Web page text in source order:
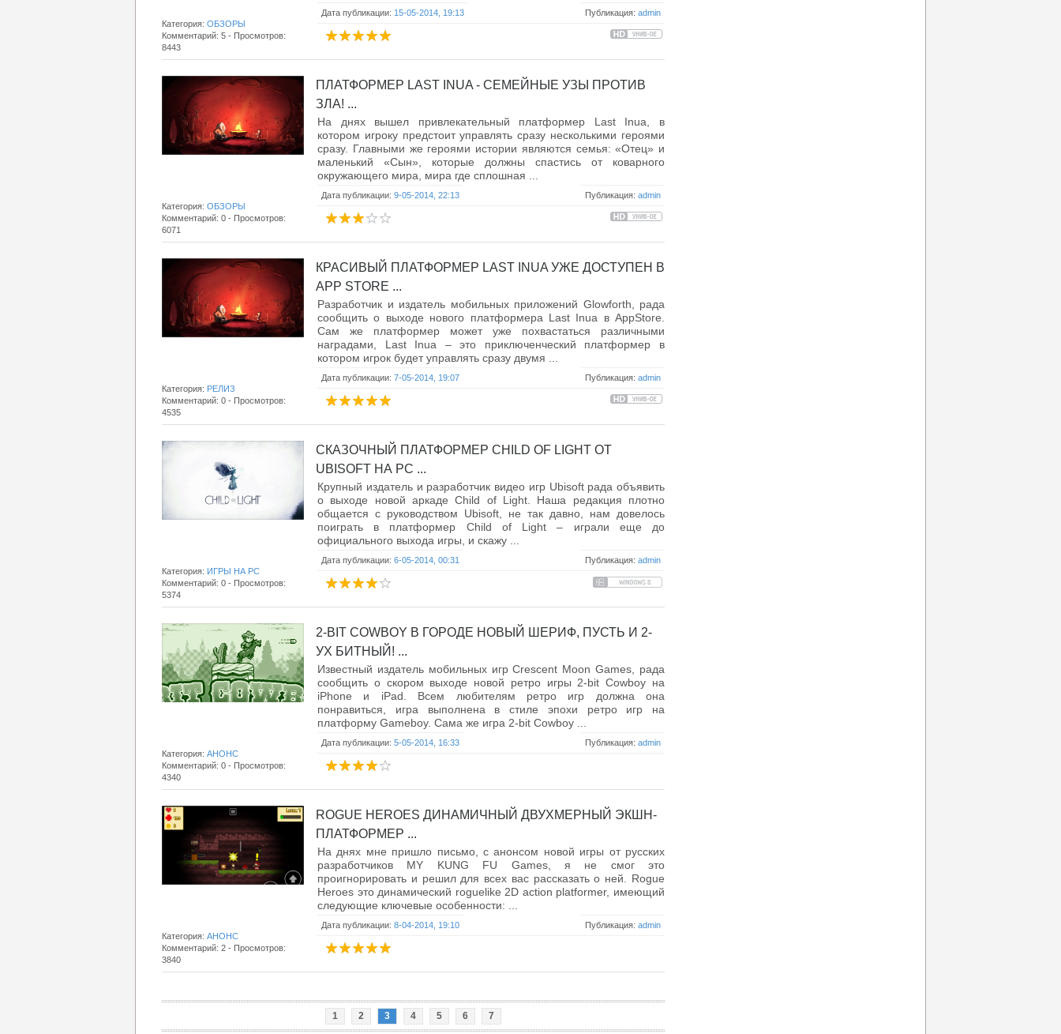
Дата публикации: 15-05-2014, 19:13 Публикация: admin
Категория: ОБЗОРЫ
Комментарий: 5 - Просмотров:
8443
ПЛАТФОРМЕР LAST INUA - СЕМЕЙНЫЕ УЗЫ ПРОТИВ
ЗЛА! ...
На днях вышел привлекательный платформер Last Inua, в
котором игроку предстоит управлять сразу несколькими героями
сразу. Главными же героями истории являются семья: «Отец» и
маленький «Сын», которые должны спастись от коварного
окружающего мира, мира где сплошная ...
Дата публикации: 9-05-2014, 22:13 Публикация: admin
Категория: ОБЗОРЫ
Комментарий: 0 - Просмотров:
6071
КРАСИВЫЙ ПЛАТФОРМЕР LAST INUA УЖЕ ДОСТУПЕН В
APP STORE ...
Разработчик и издатель мобильных приложений Glowforth, рада
сообщить о выходе нового платформера Last Inua в AppStore.
Сам же платформер может уже похвастаться различными
наградами, Last Inua – это приключенческий платформер в
котором игрок будет управлять сразу двумя ...
Дата публикации: 7-05-2014, 19:07 Публикация: admin
Категория: РЕЛИЗ
Комментарий: 0 - Просмотров:
4535
СКАЗОЧНЫЙ ПЛАТФОРМЕР CHILD OF LIGHT ОТ
UBISOFT НА PC ...
Крупный издатель и разработчик видео игр Ubisoft рада объявить
о выходе новой аркаде Child of Light. Наша редакция плотно
общается с руководством Ubisoft, не так давно, нам довелось
поиграть в платформер Child of Light – играли еще до
официального выхода игры, и скажу ...
Дата публикации: 6-05-2014, 00:31 Публикация: admin
Категория: ИГРЫ НА PC
Комментарий: 0 - Просмотров:
5374
2-BIT COWBOY В ГОРОДЕ НОВЫЙ ШЕРИФ, ПУСТЬ И 2-
УХ БИТНЫЙ! ...
Известный издатель мобильных игр Crescent Moon Games, рада
сообщить о скором выходе новой ретро игры 2-bit Cowboy на
iPhone и iPad. Всем любителям ретро игр должна она
понравиться, игра выполнена в стиле эпохи ретро игр на
платформу Gameboy. Сама же игра 2-bit Cowboy ...
Дата публикации: 5-05-2014, 16:33 Публикация: admin
Категория: АНОНС
Комментарий: 0 - Просмотров:
4340
ROGUE HEROES ДИНАМИЧНЫЙ ДВУХМЕРНЫЙ ЭКШН-
ПЛАТФОРМЕР ...
На днях мне пришло письмо, с анонсом новой игры от русских
разработчиков MY KUNG FU Games, я не смог это
проигнорировать и решил для всех вас рассказать о ней. Rogue
Heroes это динамический roguelike 2D action platformer, имеющий
следующие ключевые особенности: ...
Дата публикации: 8-04-2014, 19:10 Публикация: admin
Категория: АНОНС
Комментарий: 2 - Просмотров:
3840
1 2 3 4 5 6 7